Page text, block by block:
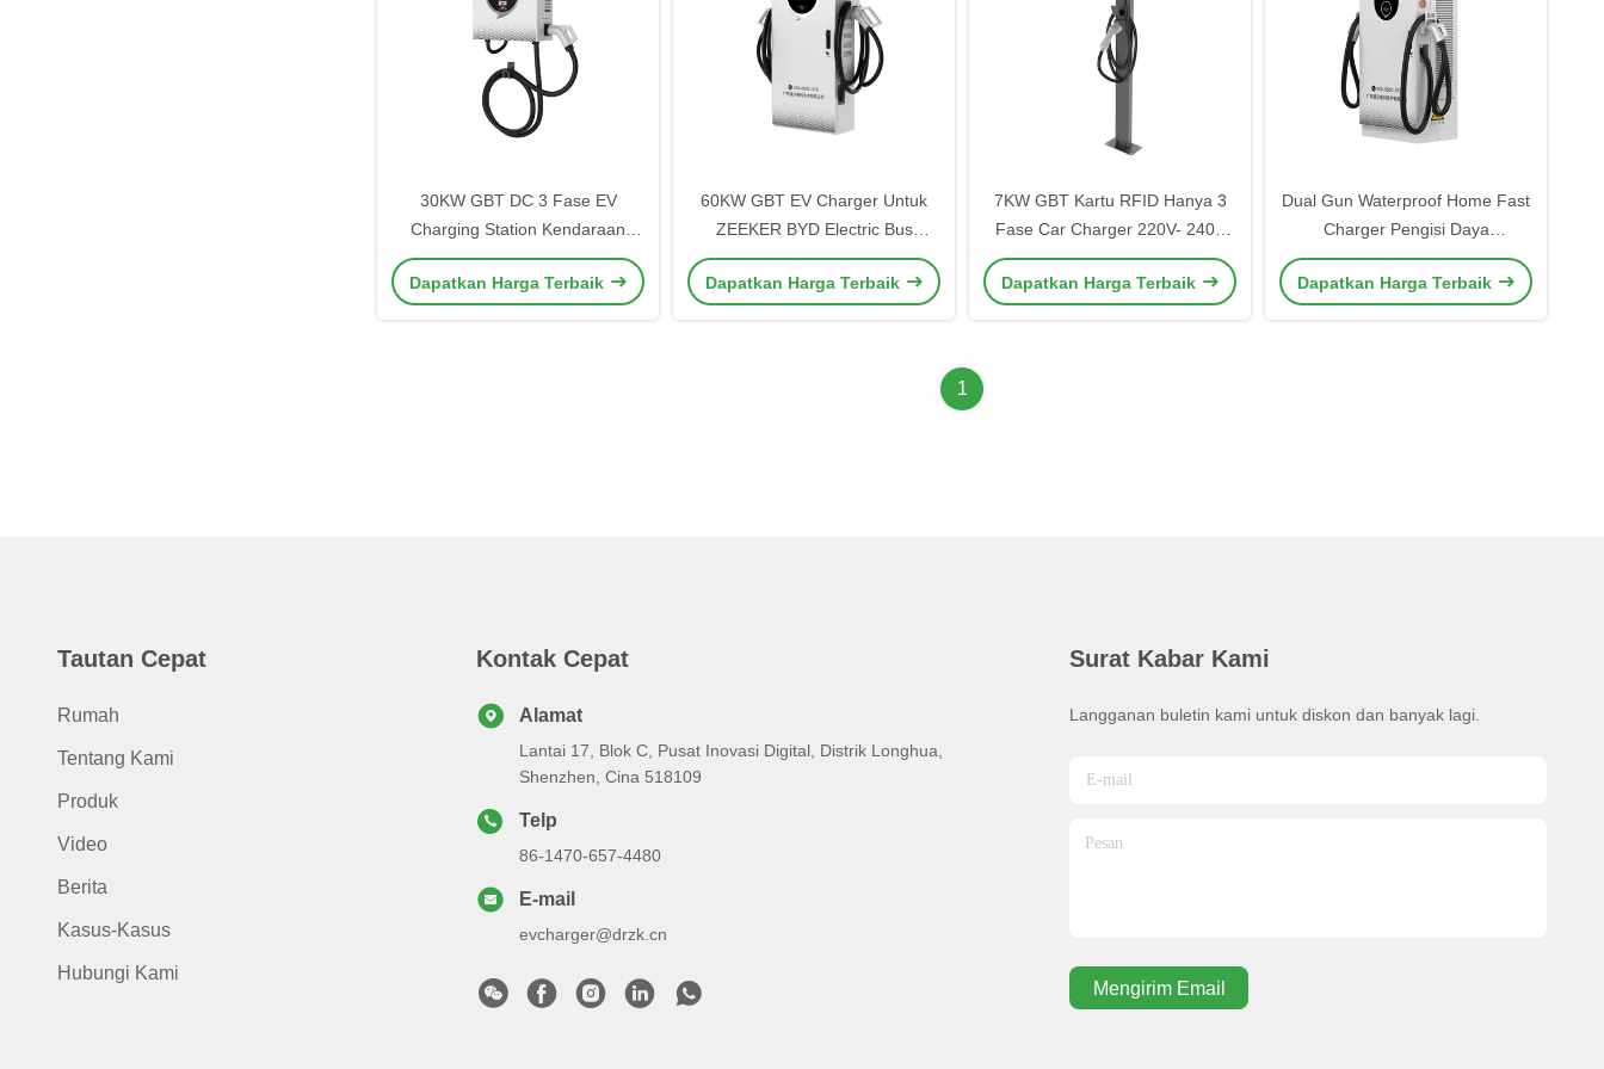
30KW GBT DC 3 Fase EV
Charging Station Kendaraan
Gunakan Pengecas Rumah
Cepat dipasang di dinding
Dapatkan Harga Terbaik
60KW GBT EV Charger Untuk
ZEEKER BYD Electric Bus
Electric Taxi Kendaraan Listrik
Dapatkan Harga Terbaik
7KW GBT Kartu RFID Hanya 3
Fase Car Charger 220V- 240V
Wall Box Stasiun Pengisian
Dapatkan Harga Terbaik
Dual Gun Waterproof Home Fast
Charger Pengisi Daya
Kendaraan Listrik Untuk Rumah
Dapatkan Harga Terbaik
1
Tautan Cepat
Rumah
Tentang Kami
Produk
Video
Berita
Kasus-Kasus
Hubungi Kami
Kontak Cepat
Alamat
Lantai 17, Blok C, Pusat Inovasi Digital, Distrik Longhua,
Shenzhen, Cina 518109
Telp
86-1470-657-4480
E-mail
evcharger@drzk.cn
Surat Kabar Kami
Langganan buletin kami untuk diskon dan banyak lagi.
Mengirim Email